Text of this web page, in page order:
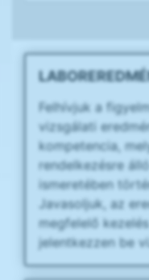
Felhívjuk a
vizsgálati
kompetencia,
rendelkezésre
ismeretében
Javasoljuk, az
megfelelő
jelentkezzen be